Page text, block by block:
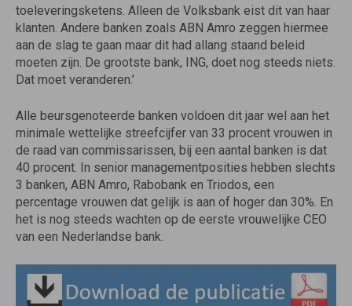
toeleveringsketens. Alleen de Volksbank eist dit van haar
klanten. Andere banken zoals ABN Amro zeggen hiermee
aan de slag te gaan maar dit had allang staand beleid
moeten zijn. De grootste bank, ING, doet nog steeds niets.
Dat moet veranderen.’
Alle beursgenoteerde banken voldoen dit jaar wel aan het
minimale wettelijke streefcijfer van 33 procent vrouwen in
de raad van commissarissen, bij een aantal banken is dat
40 procent. In senior managementposities hebben slechts
3 banken, ABN Amro, Rabobank en Triodos, een
percentage vrouwen dat gelijk is aan of hoger dan 30%. En
het is nog steeds wachten op de eerste vrouwelijke CEO
van een Nederlandse bank.